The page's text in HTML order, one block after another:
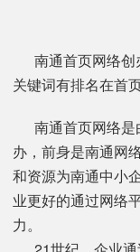
南通首页网络创
关键词有排名在首
南通首页网络是
办，前身是南通网
和资源为南通中小
业更好的通过网络
力。